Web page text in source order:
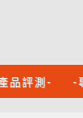
品評測- -